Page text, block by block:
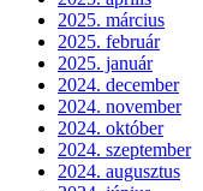
2025. március
2025. február
2025. január
2024. december
2024. november
2024. október
2024. szeptember
2024. augusztus